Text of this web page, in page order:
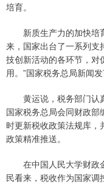
培育。
新质生产力的加快培
来，国家出台了一系列支
技创新活动的各环节，对
用。”国家税务总局新闻
黄运说，税务部门认真
国家税务总局会同财政部
时更新税收政策法规库，
政策精准推送。
在中国人民大学财政
民看来，税收作为国家